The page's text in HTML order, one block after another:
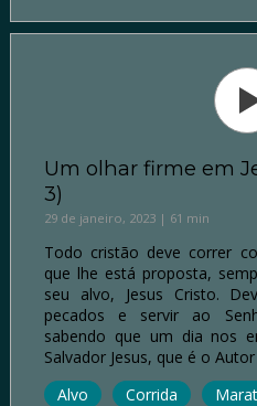
Um olhar firme em
3)
29 de janeiro, 2023 | 61 min
Todo cristão deve correr
que lhe está proposta,
seu alvo, Jesus Cristo.
pecados e servir ao
sabendo que um dia nos
Salvador Jesus, que é o
Alvo
Corrida